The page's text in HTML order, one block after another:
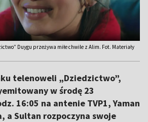
Duygu przeżywa miłe chwile z Alim. Fot. Materiały
telenoweli „Dziedzictwo”,
w środę 23
16:05 na antenie TVP1, Yaman
a Sultan rozpoczyna swoje